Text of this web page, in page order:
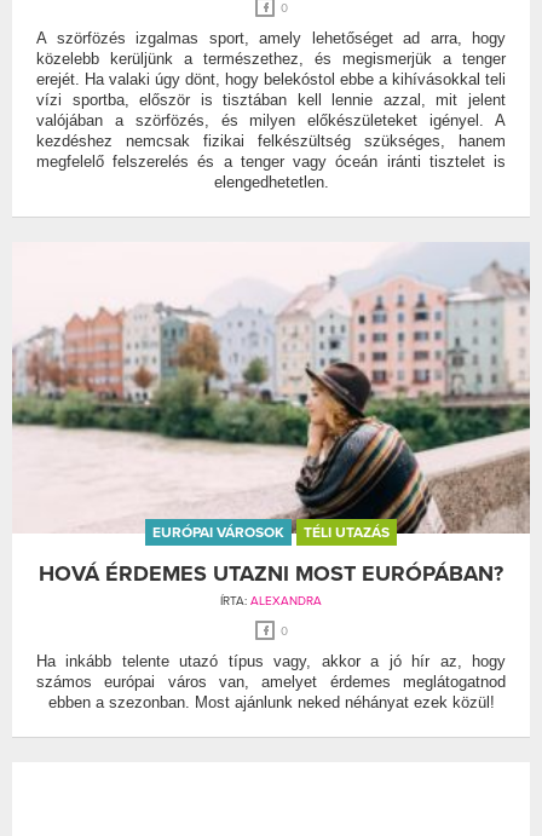
0
A szörfözés izgalmas sport, amely lehetőséget ad arra, hogy
közelebb kerüljünk a természethez, és megismerjük a tenger
erejét. Ha valaki úgy dönt, hogy belekóstol ebbe a kihívásokkal teli
vízi sportba, először is tisztában kell lennie azzal, mit jelent
valójában a szörfözés, és milyen előkészületeket igényel. A
kezdéshez nemcsak fizikai felkészültség szükséges, hanem
megfelelő felszerelés és a tenger vagy óceán iránti tisztelet is
elengedhetetlen.
EURÓPAI VÁROSOK TÉLI UTAZÁS
HOVÁ ÉRDEMES UTAZNI MOST EURÓPÁBAN?
ÍRTA: ALEXANDRA
0
Ha inkább telente utazó típus vagy, akkor a jó hír az, hogy
számos európai város van, amelyet érdemes meglátogatnod
ebben a szezonban. Most ajánlunk neked néhányat ezek közül!